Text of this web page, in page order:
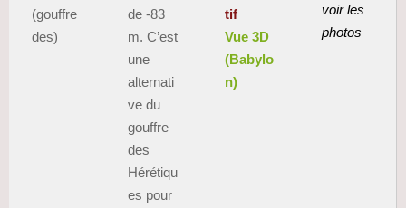
(gouffre
des)
de -83
m. C’est
une
alternati
ve du
gouffre
des
Hérétiqu
es pour
tif
Vue 3D
(Babylo
n)
voir les
photos